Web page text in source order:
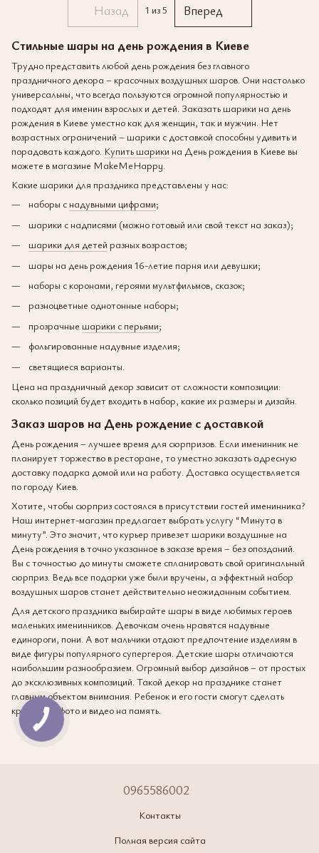
Назад 1 из 5 Вперед
Стильные шары на день рождения в Киеве
Трудно представить любой день рождения без главного
праздничного декора – красочных воздушных шаров. Они настолько
универсальны, что всегда пользуются огромной популярностью и
подходят для именин взрослых и детей. Заказать шарики на день
рождения в Киеве уместно как для женщин, так и мужчин. Нет
возрастных ограничений – шарики с доставкой способны удивить и
порадовать каждого. Купить шарики на День рождения в Киеве вы
можете в магазине MakeMeHappy.
Какие шарики для праздника представлены у нас:
наборы с надувными цифрами;
шарики с надписями (можно готовый или свой текст на заказ);
шарики для детей разных возрастов;
шары на день рождения 16-летие парня или девушки;
наборы с коронами, героями мультфильмов, сказок;
разноцветные однотонные наборы;
прозрачные шарики с перьями;
фольгированные надувные изделия;
светящиеся варианты.
Цена на праздничный декор зависит от сложности композиции:
сколько позиций будет входить в набор, какие их размеры и дизайн.
Заказ шаров на День рождение с доставкой
День рождения – лучшее время для сюрпризов. Если именинник не
планирует торжество в ресторане, то уместно заказать адресную
доставку подарка домой или на работу. Доставка осуществляется
по городу Киев.
Хотите, чтобы сюрприз состоялся в присутствии гостей именинника?
Наш интернет-магазин предлагает выбрать услугу “Минута в
минуту”. Это значит, что курьер привезет шарики воздушные на
День рождения в точно указанное в заказе время – без опозданий.
Вы с точностью до минуты сможете спланировать свой оригинальный
сюрприз. Ведь все подарки уже были вручены, а эффектный набор
воздушных шаров станет действительно неожиданным событием.
Для детского праздника выбирайте шары в виде любимых героев
маленьких именинников. Девочкам очень нравятся надувные
единороги, пони. А вот мальчики отдают предпочтение изделиям в
виде фигуры популярного супергероя. Детские шары отличаются
наибольшим разнообразием. Огромный выбор дизайнов – от простых
до эксклюзивных композиций. Такой декор на празднике станет
главным объектом внимания. Ребенок и его гости смогут сделать
красочные фото и видео на память.
0965586002
Контакты
Полная версия сайта